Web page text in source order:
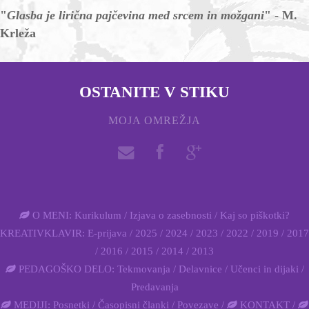
"Glasba je lirična pajčevina med srcem in možgani" - M.
Krleža
OSTANITE V STIKU
MOJA OMREŽJA
O MENI: Kurikulum / Izjava o zasebnosti / Kaj so piškotki?
KREATIVKLAVIR: E-prijava / 2025 / 2024 / 2023 / 2022 / 2019 / 2017
/ 2016 / 2015 / 2014 / 2013
PEDAGOŠKO DELO: Tekmovanja / Delavnice / Učenci in dijaki /
Predavanja
MEDIJI: Posnetki / Časopisni članki / Povezave / KONTAKT /